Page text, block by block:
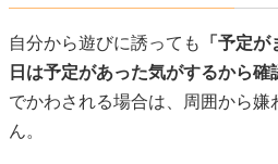
自分から遊びに誘っても 「予定
日は予定があった気がするから確
でかわされる場合は、周囲から
ん。